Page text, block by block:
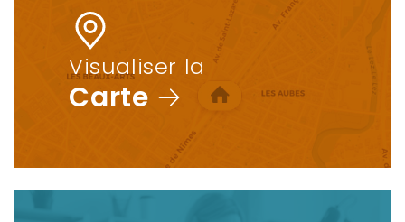
Visualiser la
Carte